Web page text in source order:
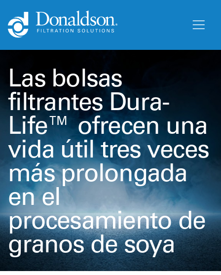
Las bolsas
filtrantes Dura-
Life™ ofrecen una
vida útil tres veces
más prolongada
en el
procesamiento de
granos de soya